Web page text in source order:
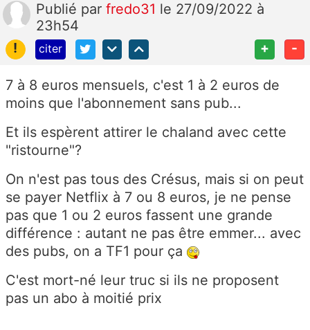
Publié par fredo31 le 27/09/2022 à
23h54
!
citer + -
7 à 8 euros mensuels, c'est 1 à 2 euros de
moins que l'abonnement sans pub...
Et ils espèrent attirer le chaland avec cette
"ristourne"?
On n'est pas tous des Crésus, mais si on peut
se payer Netflix à 7 ou 8 euros, je ne pense
pas que 1 ou 2 euros fassent une grande
différence : autant ne pas être emmer... avec
des pubs, on a TF1 pour ça
C'est mort-né leur truc si ils ne proposent
pas un abo à moitié prix